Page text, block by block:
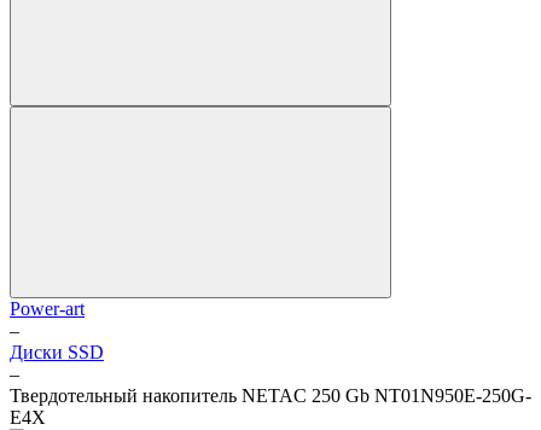
Power-art
–
Диски SSD
–
Твердотельный накопитель NETAC 250 Gb NT01N950E-250G-
E4X